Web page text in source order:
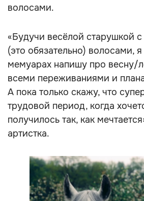
волосами.
«Будучи весёлой старушкой
(это обязательно) волосами,
мемуарах напишу про весну/
всеми переживаниями и
А пока только скажу, что
трудовой период, когда
получилось так, как
артистка.